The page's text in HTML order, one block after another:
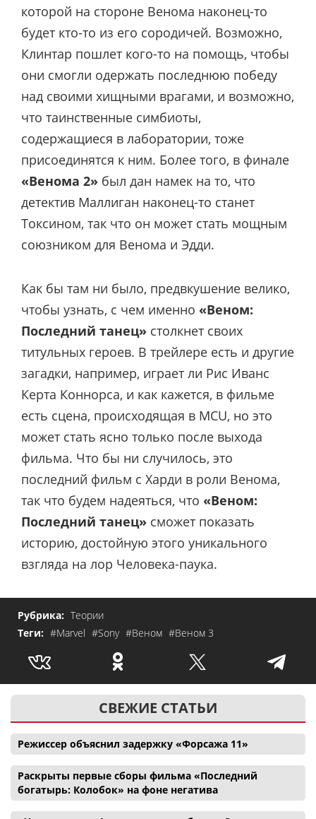
которой на стороне Венома наконец-то
будет кто-то из его сородичей. Возможно,
Клинтар пошлет кого-то на помощь, чтобы
они смогли одержать последнюю победу
над своими хищными врагами, и возможно,
что таинственные симбиоты,
содержащиеся в лаборатории, тоже
присоединятся к ним. Более того, в финале
«Венома 2» был дан намек на то, что
детектив Маллиган наконец-то станет
Токсином, так что он может стать мощным
союзником для Венома и Эдди.
Как бы там ни было, предвкушение велико,
чтобы узнать, с чем именно «Веном:
Последний танец» столкнет своих
титульных героев. В трейлере есть и другие
загадки, например, играет ли Рис Иванс
Керта Коннорса, и как кажется, в фильме
есть сцена, происходящая в MCU, но это
может стать ясно только после выхода
фильма. Что бы ни случилось, это
последний фильм с Харди в роли Венома,
так что будем надеяться, что «Веном:
Последний танец» сможет показать
историю, достойную этого уникального
взгляда на лор Человека-паука.
Рубрика: Теории
Теги: #Marvel #Sony #Веном #Веном 3
СВЕЖИЕ СТАТЬИ
Режиссер объяснил задержку «Форсажа 11»
Раскрыты первые сборы фильма «Последний
богатырь: Колобок» на фоне негатива